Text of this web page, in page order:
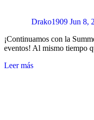
Drako1909 Jun 8,
¡Continuamos con la
eventos! Al mismo tiempo
Leer más